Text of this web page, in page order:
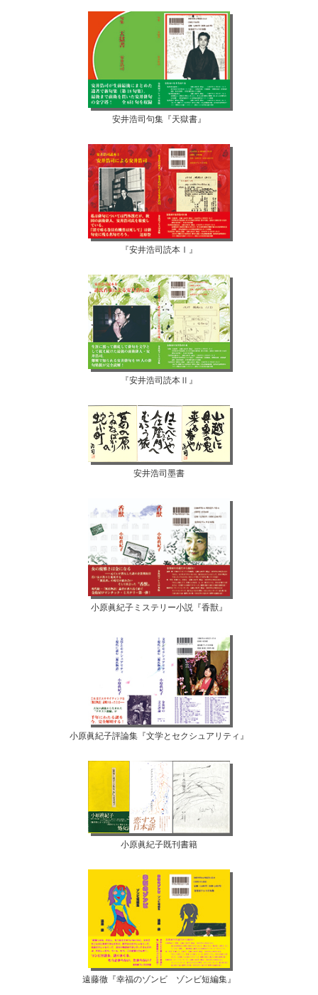
安井浩司句集『天獄書』
『安井浩司読本Ⅰ』
『安井浩司読本Ⅱ』
安井浩司墨書
小原眞紀子ミステリー小説『香獣』
小原眞紀子評論集『文学とセクシュアリティ』
小原眞紀子既刊書籍
遠藤徹『幸福のゾンビ ゾンビ短編集』